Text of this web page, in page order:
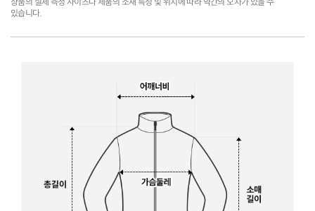
있습니다.